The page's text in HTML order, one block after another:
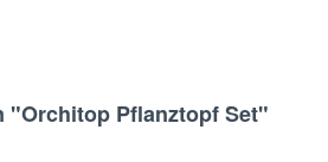
"Orchitop Pflanztopf Set"